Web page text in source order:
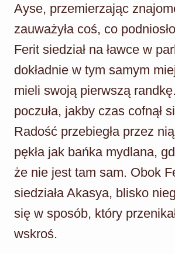
Ayse, przemierzając
zauważyła coś, co
Ferit siedział na ławce w
dokładnie w tym samym
mieli swoją pierwszą randkę.
poczuła, jakby czas cofnął
Radość przebiegła przez
pękła jak bańka mydlana,
że nie jest tam sam. Obok
siedziała Akasya, blisko
się w sposób, który
wskroś.